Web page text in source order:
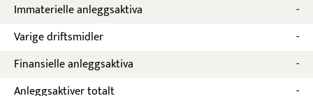
Immaterielle anleggsaktiva
-
Varige driftsmidler
-
Finansielle anleggsaktiva
-
Anleggsaktiver totalt
-